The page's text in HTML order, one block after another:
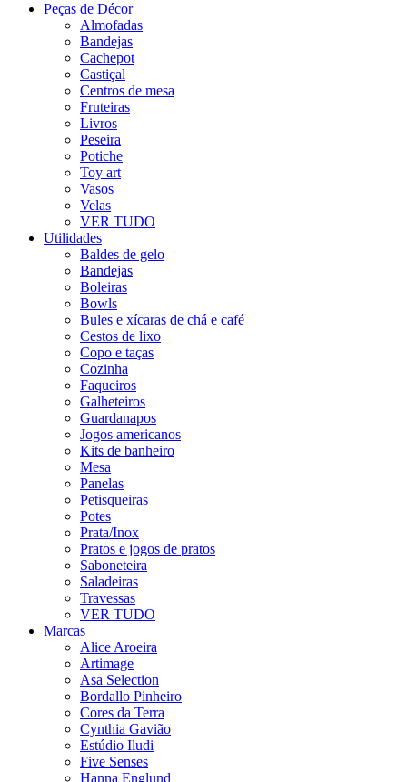
Peças de Décor
Almofadas
Bandejas
Cachepot
Castiçal
Centros de mesa
Fruteiras
Livros
Peseira
Potiche
Toy art
Vasos
Velas
VER TUDO
Utilidades
Baldes de gelo
Bandejas
Boleiras
Bowls
Bules e xícaras de chá e café
Cestos de lixo
Copo e taças
Cozinha
Faqueiros
Galheteiros
Guardanapos
Jogos americanos
Kits de banheiro
Mesa
Panelas
Petisqueiras
Potes
Prata/Inox
Pratos e jogos de pratos
Saboneteira
Saladeiras
Travessas
VER TUDO
Marcas
Alice Aroeira
Artimage
Asa Selection
Bordallo Pinheiro
Cores da Terra
Cynthia Gavião
Estúdio Iludi
Five Senses
Hanna Englund